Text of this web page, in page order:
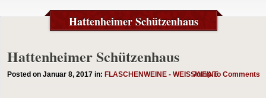
Hattenheimer Schützenhaus
Hattenheimer Schützenhaus
Posted on Januar 8, 2017 in: FLASCHENWEINE - WEISSWEINEJump To Comments